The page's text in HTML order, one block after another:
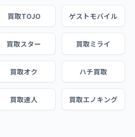
買取TOJO ゲストモバイル
買取スター 買取ミライ
買取オク ハチ買取
買取達人 買取エノキング